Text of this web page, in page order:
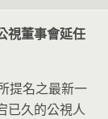
視董事會延任
提名之最新一
已久的公視人